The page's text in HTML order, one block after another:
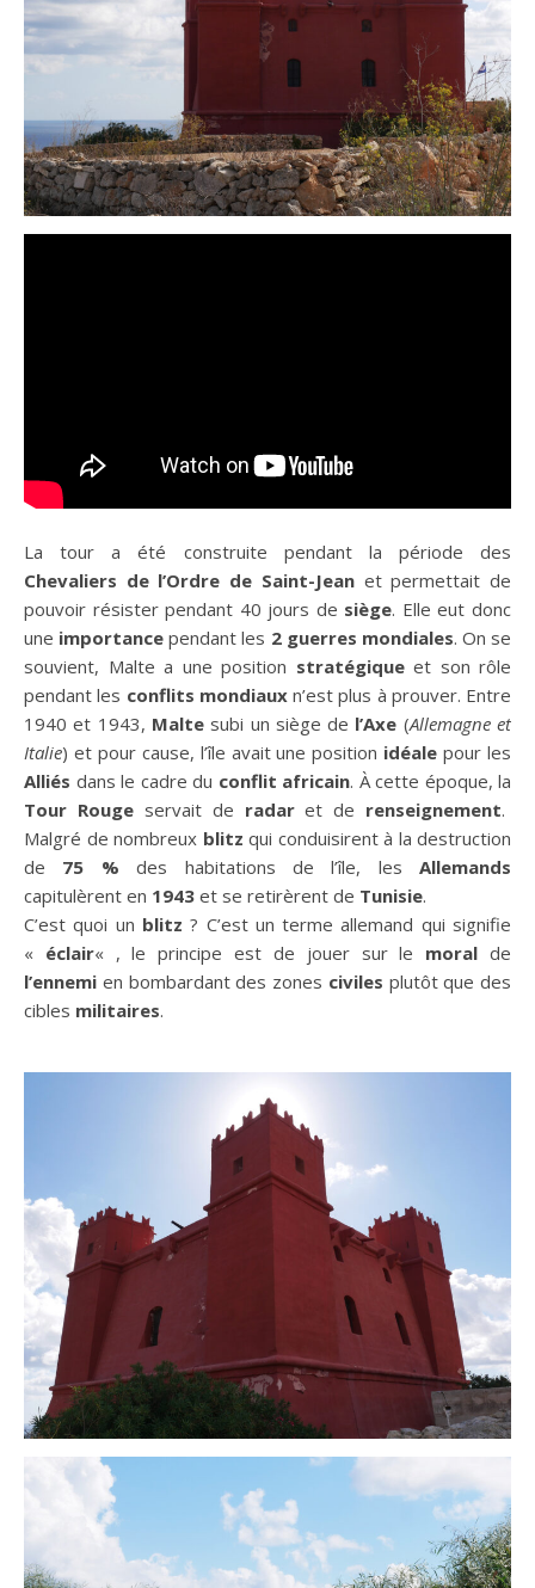
La tour a été construite pendant la période des
Chevaliers de l’Ordre de Saint-Jeanet permettait de
pouvoir résister pendant 40 jours de siège. Elle eut donc
une importance pendant les 2 guerres mondiales. On se
souvient, Malte a une position stratégiqueet son rôle
pendant les conflits mondiauxn’est plus à prouver. Entre
1940 et 1943, Maltesubi un siège de l’Axe (Allemagne et
Italie) et pour cause, l’île avait une position idéale pour les
Alliés dans le cadre du conflit africain. À cette époque, la
Tour Rouge servait de radaret de renseignement.
Malgré de nombreux blitz qui conduisirent à la destruction
de 75 % des habitations de l’île, les Allemands
capitulèrent en 1943 et se retirèrent de Tunisie.
C’est quoi un blitz ? C’est un terme allemand qui signifie
« éclair« , le principe est de jouer sur le moral de
l’ennemi en bombardant des zones civiles plutôt que des
cibles militaires.